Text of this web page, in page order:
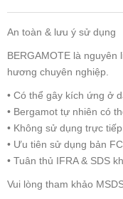
An toàn & lưu ý sử dụng
BERGAMOTE là
hương chuyên nghiệp.
• Có thể gây kích ứng ở
• Bergamot tự nhiên có
• Không sử dụng trực
• Ưu tiên sử dụng bản
• Tuân thủ IFRA & SDS
Vui lòng tham khảo